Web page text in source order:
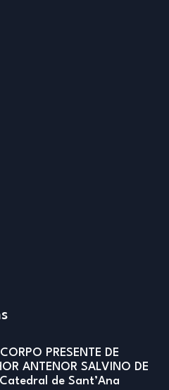
PRESENTE DE
ANTENOR SALVINO DE
de Sant’Ana